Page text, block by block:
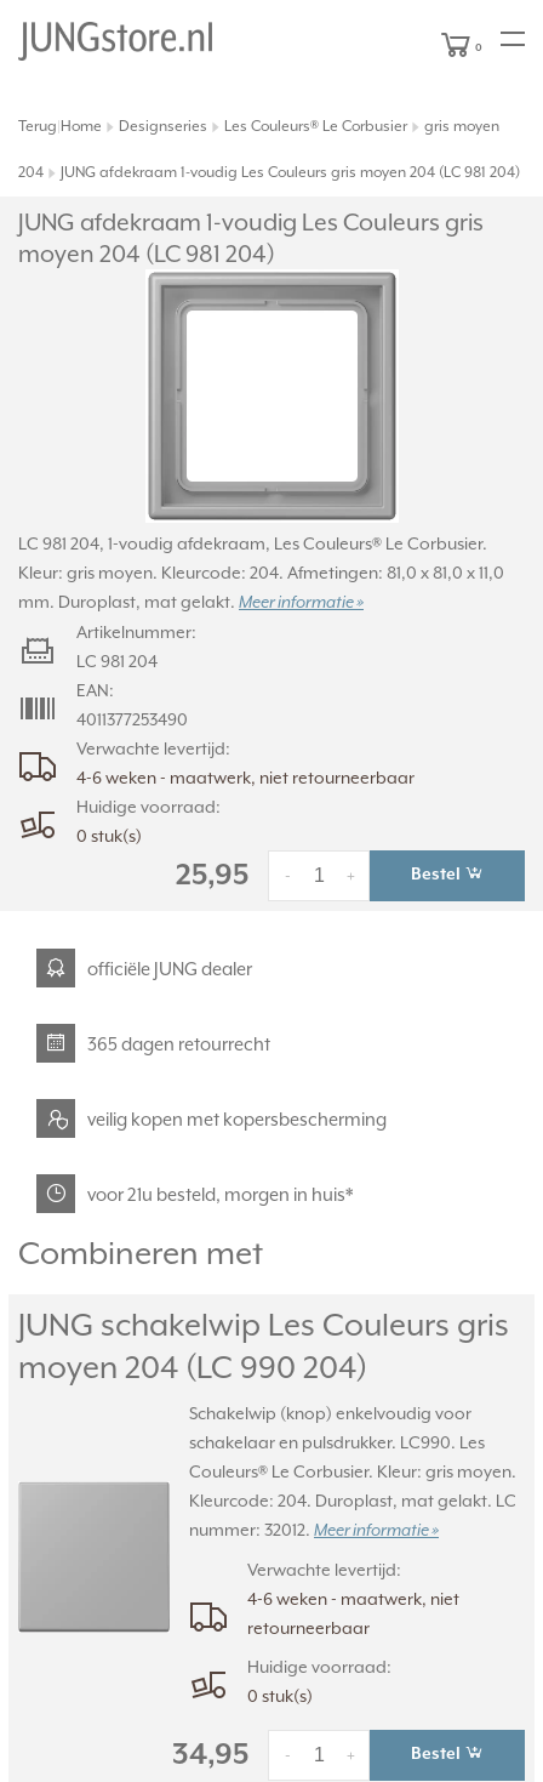
0
Terug Home Designseries Les Couleurs® Le Corbusier gris moyen
204 JUNG afdekraam 1-voudig Les Couleurs gris moyen 204 (LC 981 204)
JUNG afdekraam 1-voudig Les Couleurs gris
moyen 204 (LC 981 204)
LC 981 204, 1-voudig afdekraam, Les Couleurs® Le Corbusier.
Kleur: gris moyen. Kleurcode: 204. Afmetingen: 81,0 x 81,0 x 11,0
mm. Duroplast, mat gelakt. Meer informatie »
Verwachte levertijd:
4-6 weken - maatwerk, niet retourneerbaar
Huidige voorraad:
0 stuk(s)
Artikelnummer:
LC 981 204
EAN:
4011377253490
25,95 +
- Bestel
officiële JUNG dealer
365 dagen retourrecht
veilig kopen met kopersbescherming
voor 21u besteld, morgen in huis*
Combineren met
JUNG schakelwip Les Couleurs gris
moyen 204 (LC 990 204)
Schakelwip (knop) enkelvoudig voor
schakelaar en pulsdrukker. LC990. Les
Couleurs® Le Corbusier. Kleur: gris moyen.
Kleurcode: 204. Duroplast, mat gelakt. LC
nummer: 32012. Meer informatie »
Verwachte levertijd:
4-6 weken - maatwerk, niet
retourneerbaar
Huidige voorraad:
0 stuk(s)
34,95 +
- Bestel